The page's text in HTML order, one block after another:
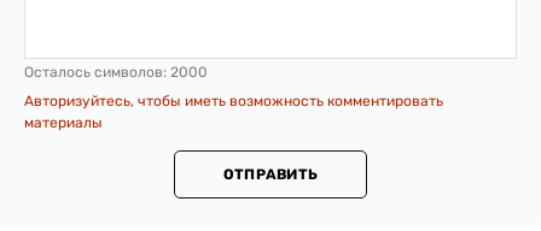
Осталось символов: 2000
Авторизуйтесь, чтобы иметь возможность комментировать
материалы
ОТПРАВИТЬ